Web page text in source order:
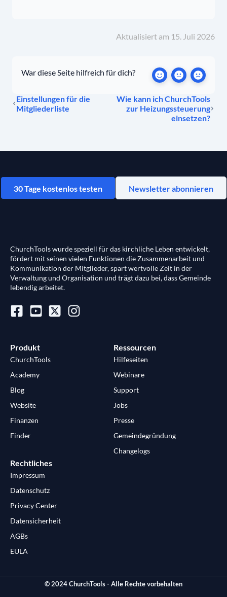
Aktualisiert am 15. Juli 2026
War diese Seite hilfreich für dich?
Einstellungen für die
Mitgliederliste
Wie kann ich ChurchTools
zur Heizungssteuerung
einsetzen?
30 Tage kostenlos testen Newsletter abonnieren
ChurchTools wurde speziell für das kirchliche Leben entwickelt,
fördert mit seinen vielen Funktionen die Zusammenarbeit und
Kommunikation der Mitglieder, spart wertvolle Zeit in der
Verwaltung und Organisation und trägt dazu bei, dass Gemeinde
lebendig arbeitet.
Produkt
ChurchTools
Academy
Blog
Website
Finanzen
Finder
Ressourcen
Hilfeseiten
Webinare
Support
Jobs
Presse
Gemeindegründung
Changelogs
Rechtliches
Impressum
Datenschutz
Privacy Center
Datensicherheit
AGBs
EULA
© 2024 ChurchTools - Alle Rechte vorbehalten